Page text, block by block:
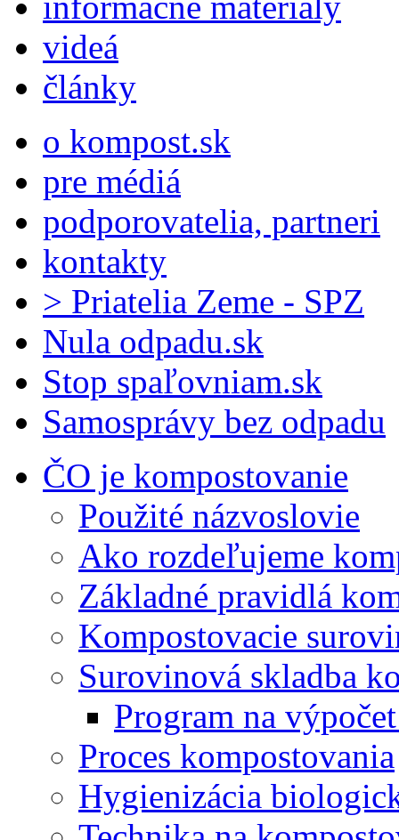
videá
články
o kompost.sk
pre médiá
podporovatelia, partneri
kontakty
> Priatelia Zeme - SPZ
Nula odpadu.sk
Stop spaľovniam.sk
Samosprávy bez odpadu
ČO je kompostovanie
Použité názvoslovie
Ako rozdeľujeme
Základné pravidlá
Kompostovacie
Surovinová skladba
Program na
Proces kompostovania
Hygienizácia